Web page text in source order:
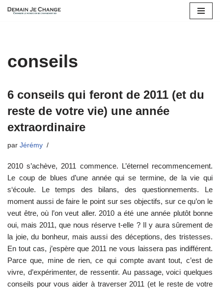
conseils
6 conseils qui feront de 2011 (et du
reste de votre vie) une année
extraordinaire
par Jérémy
2010 s’achève, 2011 commence. L’éternel recommencement.
Le coup de blues d’une année qui se termine, de la vie qui
s‘écoule. Le temps des bilans, des questionnements. Le
moment aussi de faire le point sur ses objectifs, sur ce qu’on le
veut être, où l’on veut aller. 2010 a été une année plutôt bonne
oui, mais 2011, que nous réserve t-elle ? Il y aura sûrement de
la joie, du bonheur, mais aussi des déceptions, des tristesses.
En tout cas, j’espère que 2011 ne vous laissera pas indifférent.
Parce que, mine de rien, ce qui compte avant tout, c’est de
vivre, d’expérimenter, de ressentir. Au passage, voici quelques
conseils pour vous aider à traverser 2011 (et le reste de votre